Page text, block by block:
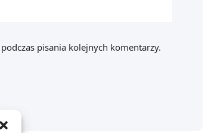
pisania kolejnych komentarzy.